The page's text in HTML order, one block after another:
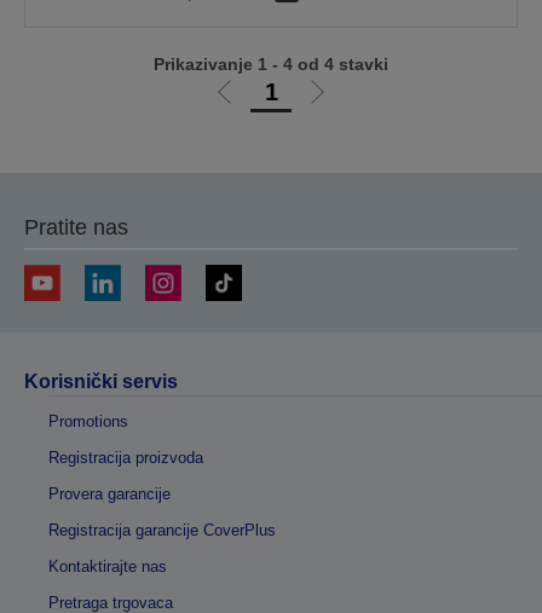
Idi
1
Idi
Prikazivanje 1 - 4 od 4 stavki
Pratite nas
Korisnički servis
Promotions
Registracija proizvoda
Provera garancije
Registracija garancije CoverPlus
Kontaktirajte nas
Pretraga trgovaca